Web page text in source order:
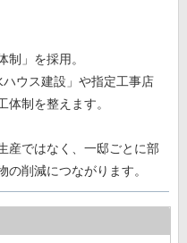
制」を採用。
ウス建設」や指定工事店
体制を整えます。
産ではなく、一邸ごとに部
削減につながります。